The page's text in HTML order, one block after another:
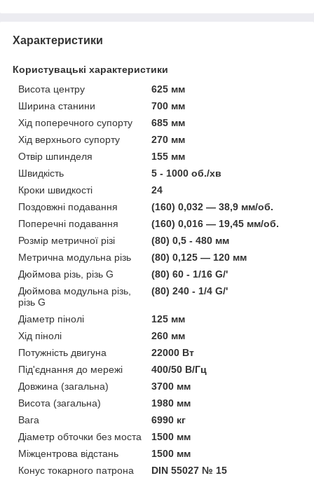
Характеристики
Користувацькі характеристики
Висота центру
625 мм
Ширина станини
700 мм
Хід поперечного супорту
685 мм
Хід верхнього супорту
270 мм
Отвір шпинделя
155 мм
Швидкість
5 - 1000 об./хв
Кроки швидкості
24
Поздовжні подавання
(160) 0,032 — 38,9 мм/об.
Поперечні подавання
(160) 0,016 — 19,45 мм/об.
Розмір метричної різі
(80) 0,5 - 480 мм
Метрична модульна різь
(80) 0,125 — 120 мм
Дюймова різь, різь G
(80) 60 - 1/16 G/'
Дюймова модульна різь,
різь G
(80) 240 - 1/4 G/'
Діаметр пінолі
125 мм
Хід пінолі
260 мм
Потужність двигуна
22000 Вт
Під'єднання до мережі
400/50 В/Гц
Довжина (загальна)
3700 мм
Висота (загальна)
1980 мм
Вага
6990 кг
Діаметр обточки без моста
1500 мм
Міжцентрова відстань
1500 мм
Конус токарного патрона
DIN 55027 № 15